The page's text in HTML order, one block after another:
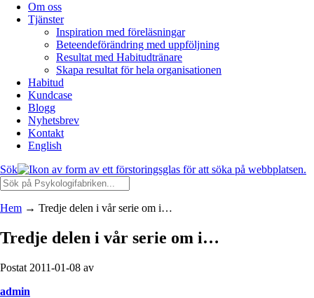
Om oss
Tjänster
Inspiration med föreläsningar
Beteendeförändring med uppföljning
Resultat med Habitudtränare
Skapa resultat för hela organisationen
Habitud
Kundcase
Blogg
Nyhetsbrev
Kontakt
English
Sök
Hem → Tredje delen i vår serie om i…
Tredje delen i vår serie om i…
Postat 2011-01-08 av
admin